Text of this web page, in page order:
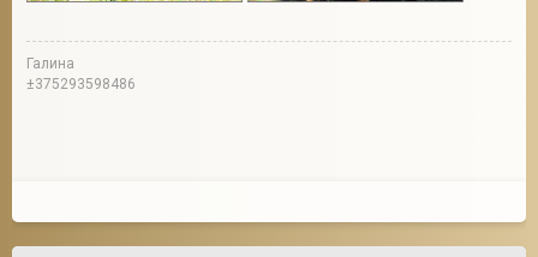
Галина
±375293598486